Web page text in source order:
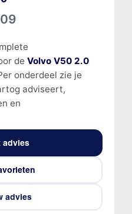
de Volvo V50 2.0
onderdeel zie je
adviseert,
en
advies
advies